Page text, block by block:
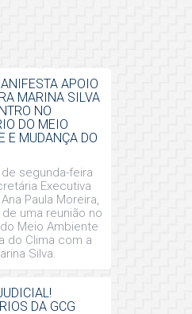
APOIO
MARINA SILVA
NO
DO MEIO
E MUDANÇA DO
de segunda-feira
Executiva
Paula Moreira,
uma reunião no
Meio Ambiente
do Clima com a
Silva.
DA GCG